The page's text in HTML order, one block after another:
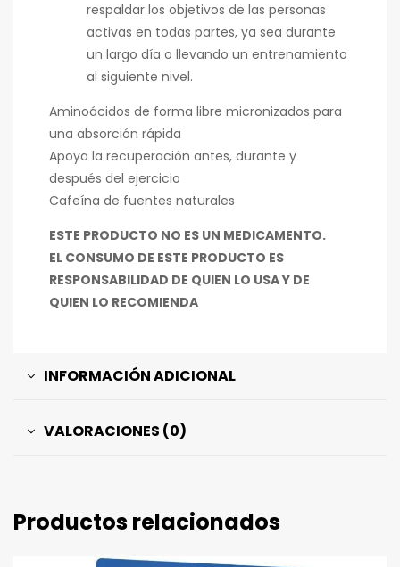
respaldar los objetivos de las personas
activas en todas partes, ya sea durante
un largo día o llevando un entrenamiento
al siguiente nivel.
Aminoácidos de forma libre micronizados para
una absorción rápida
Apoya la recuperación antes, durante y
después del ejercicio
Cafeína de fuentes naturales
ESTE PRODUCTO NO ES UN MEDICAMENTO.
EL CONSUMO DE ESTE PRODUCTO ES
RESPONSABILIDAD DE QUIEN LO USA Y DE
QUIEN LO RECOMIENDA
INFORMACIÓN ADICIONAL
VALORACIONES (0)
Productos relacionados